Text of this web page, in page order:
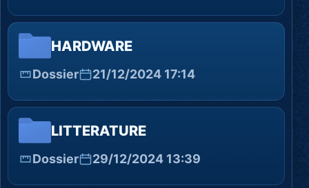
HARDWARE
Dossier 21/12/2024 17:14
LITTERATURE
Dossier 29/12/2024 13:39